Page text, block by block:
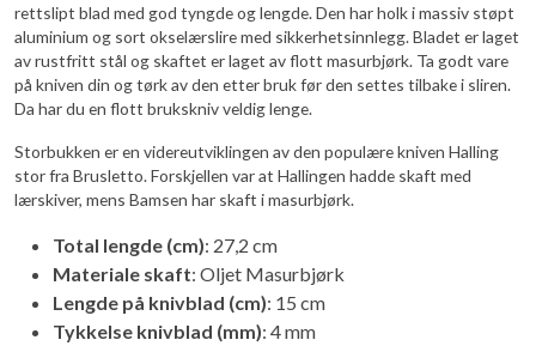
rettslipt blad med god tyngde og lengde. Den har holk i massiv støpt
aluminium og sort okselærslire med sikkerhetsinnlegg. Bladet er laget
av rustfritt stål og skaftet er laget av flott masurbjørk. Ta godt vare
på kniven din og tørk av den etter bruk før den settes tilbake i sliren.
Da har du en flott brukskniv veldig lenge.
Storbukken er en videreutviklingen av den populære kniven Halling
stor fra Brusletto. Forskjellen var at Hallingen hadde skaft med
lærskiver, mens Bamsen har skaft i masurbjørk.
Total lengde (cm): 27,2 cm
Materiale skaft: Oljet Masurbjørk
Lengde på knivblad (cm): 15 cm
Tykkelse knivblad (mm): 4 mm